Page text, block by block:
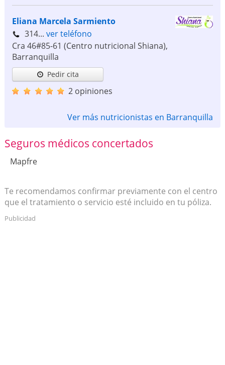
Eliana Marcela Sarmiento
314... ver teléfono
Cra 46#85-61 (Centro nutricional Shiana),
Barranquilla
Pedir cita
2 opiniones
Ver más nutricionistas en Barranquilla
Seguros médicos concertados
Mapfre
Te recomendamos confirmar previamente con el centro
que el tratamiento o servicio esté incluido en tu póliza.
Publicidad